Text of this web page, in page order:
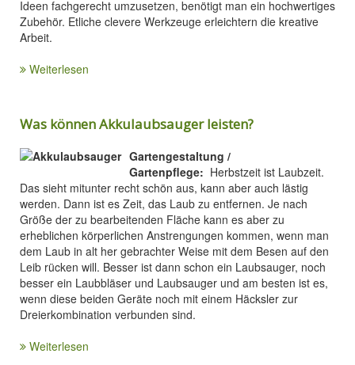
Ideen fachgerecht umzusetzen, benötigt man ein hochwertiges
Zubehör. Etliche clevere Werkzeuge erleichtern die kreative
Arbeit.
Weiterlesen
Was können Akkulaubsauger leisten?
Gartengestaltung /
Gartenpflege: Herbstzeit ist Laubzeit.
Das sieht mitunter recht schön aus, kann aber auch lästig
werden. Dann ist es Zeit, das Laub zu entfernen. Je nach
Größe der zu bearbeitenden Fläche kann es aber zu
erheblichen körperlichen Anstrengungen kommen, wenn man
dem Laub in alt her gebrachter Weise mit dem Besen auf den
Leib rücken will. Besser ist dann schon ein Laubsauger, noch
besser ein Laubbläser und Laubsauger und am besten ist es,
wenn diese beiden Geräte noch mit einem Häcksler zur
Dreierkombination verbunden sind.
Weiterlesen